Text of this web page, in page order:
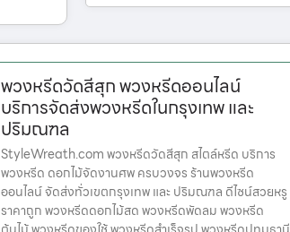
พวงหรีดวัดสีสุก พวงหรีดออนไลน์
บริการจัดส่งพวงหรีดในกรุงเทพ และ
ปริมณฑล
StyleWreath.com พวงหรีดวัดสีสุก สไตล์หรีด บริการ
พวงหรีด ดอกไม้จัดงานศพ ครบวงจร ร้านพวงหรีด
ออนไลน์ จัดส่งทั่วเขตกรุงเทพ และ ปริมณฑล ดีไซน์สวยหรู
ราคาถูก พวงหรีดดอกไม้สด พวงหรีดพัดลม พวงหรีด